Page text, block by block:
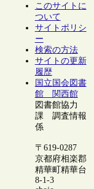
このサイトに
ついて
サイトポリシ
ー
検索の方法
サイトの更新
履歴
国立国会図書
館 関西館
図書館協力
課 調査情報
係
〒619-0287
京都府相楽郡
精華町精華台
8-1-3